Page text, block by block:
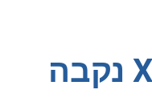
D-Sub25 זכר ל- שמיניית XLR נקבה